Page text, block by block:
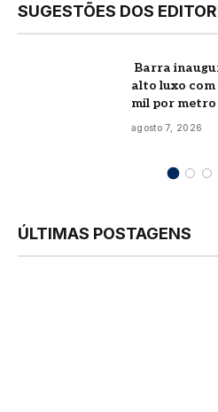
SUGESTÕES DOS
Barra
alto luxo com
mil por
agosto 7, 2026
ÚLTIMAS POSTAGENS